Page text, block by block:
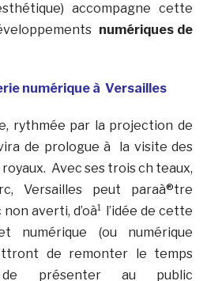
accompagne cette
numériques de
numérique à Versailles
rythmée par la projection de
de prologue à la visite des
Avec ses trois ch teaux,
Versailles peut paraà®tre
averti, d’oà¹ l’idée de cette
numérique (ou numérique
de remonter le temps
de présenter au public